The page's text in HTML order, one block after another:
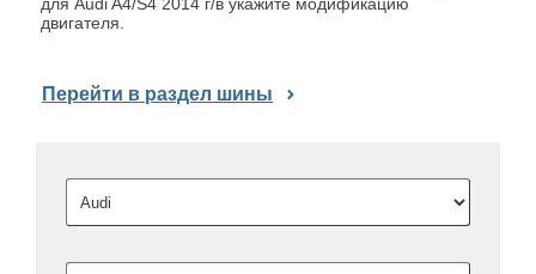
двигателя.
Перейти в раздел шины